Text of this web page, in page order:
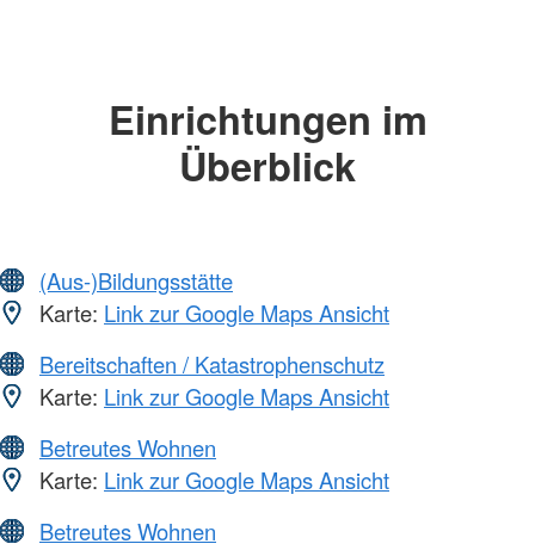
Einrichtungen im
Überblick
(Aus-)Bildungsstätte
Karte: Link zur Google Maps Ansicht
Bereitschaften / Katastrophenschutz
Karte: Link zur Google Maps Ansicht
Betreutes Wohnen
Karte: Link zur Google Maps Ansicht
Betreutes Wohnen